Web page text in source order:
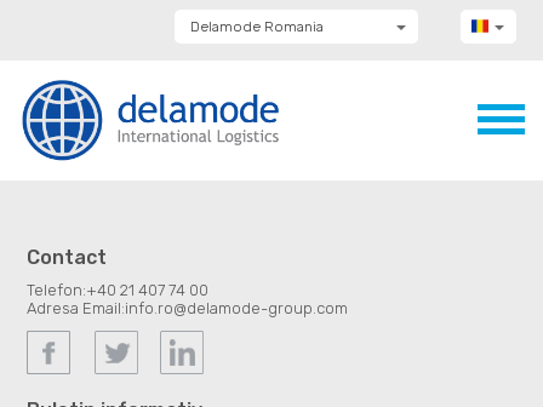
Delamode Romania
Delamode Bulgaria
Delamode Estonia
Delamode Latvia
Contact
Telefon:+40 21 407 74 00
Adresa Email:info.ro@delamode-group.com